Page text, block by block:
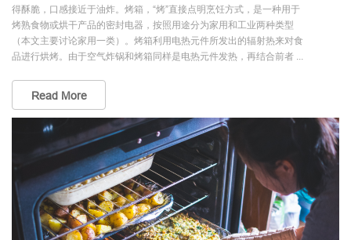
得酥脆，口感接近于油炸。烤箱，“烤”直接点明烹饪方式，是一种用于
烤熟食物或烘干产品的密封电器，按照用途分为家用和工业两种类型
（本文主要讨论家用一类）。烤箱利用电热元件所发出的辐射热来对食
品进行烘烤。由于空气炸锅和烤箱同样是电热元件发热，再结合前者 ...
Read More